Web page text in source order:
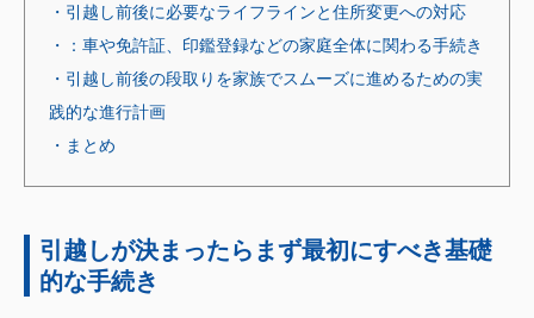
・引越し前後に必要なライフラインと住所変更への対応
・：車や免許証、印鑑登録などの家庭全体に関わる手続き
・引越し前後の段取りを家族でスムーズに進めるための実
践的な進行計画
・まとめ
引越しが決まったらまず最初にすべき基礎
的な手続き